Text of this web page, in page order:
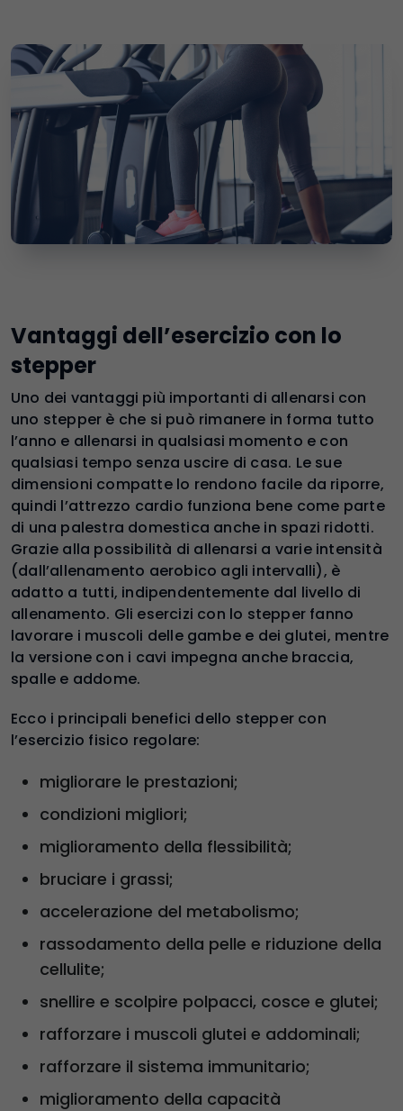
Vantaggi dell’esercizio con lo
stepper
Uno dei vantaggi più importanti di allenarsi con
uno stepper è che si può rimanere in forma tutto
l’anno e allenarsi in qualsiasi momento e con
qualsiasi tempo senza uscire di casa. Le sue
dimensioni compatte lo rendono facile da riporre,
quindi l’attrezzo cardio funziona bene come parte
di una palestra domestica anche in spazi ridotti.
Grazie alla possibilità di allenarsi a varie intensità
(dall’allenamento aerobico agli intervalli), è
adatto a tutti, indipendentemente dal livello di
allenamento. Gli esercizi con lo stepper fanno
lavorare i muscoli delle gambe e dei glutei, mentre
la versione con i cavi impegna anche braccia,
spalle e addome.
Ecco i principali benefici dello stepper con
l’esercizio fisico regolare:
migliorare le prestazioni;
condizioni migliori;
miglioramento della flessibilità;
bruciare i grassi;
accelerazione del metabolismo;
rassodamento della pelle e riduzione della
cellulite;
snellire e scolpire polpacci, cosce e glutei;
rafforzare i muscoli glutei e addominali;
rafforzare il sistema immunitario;
miglioramento della capacità